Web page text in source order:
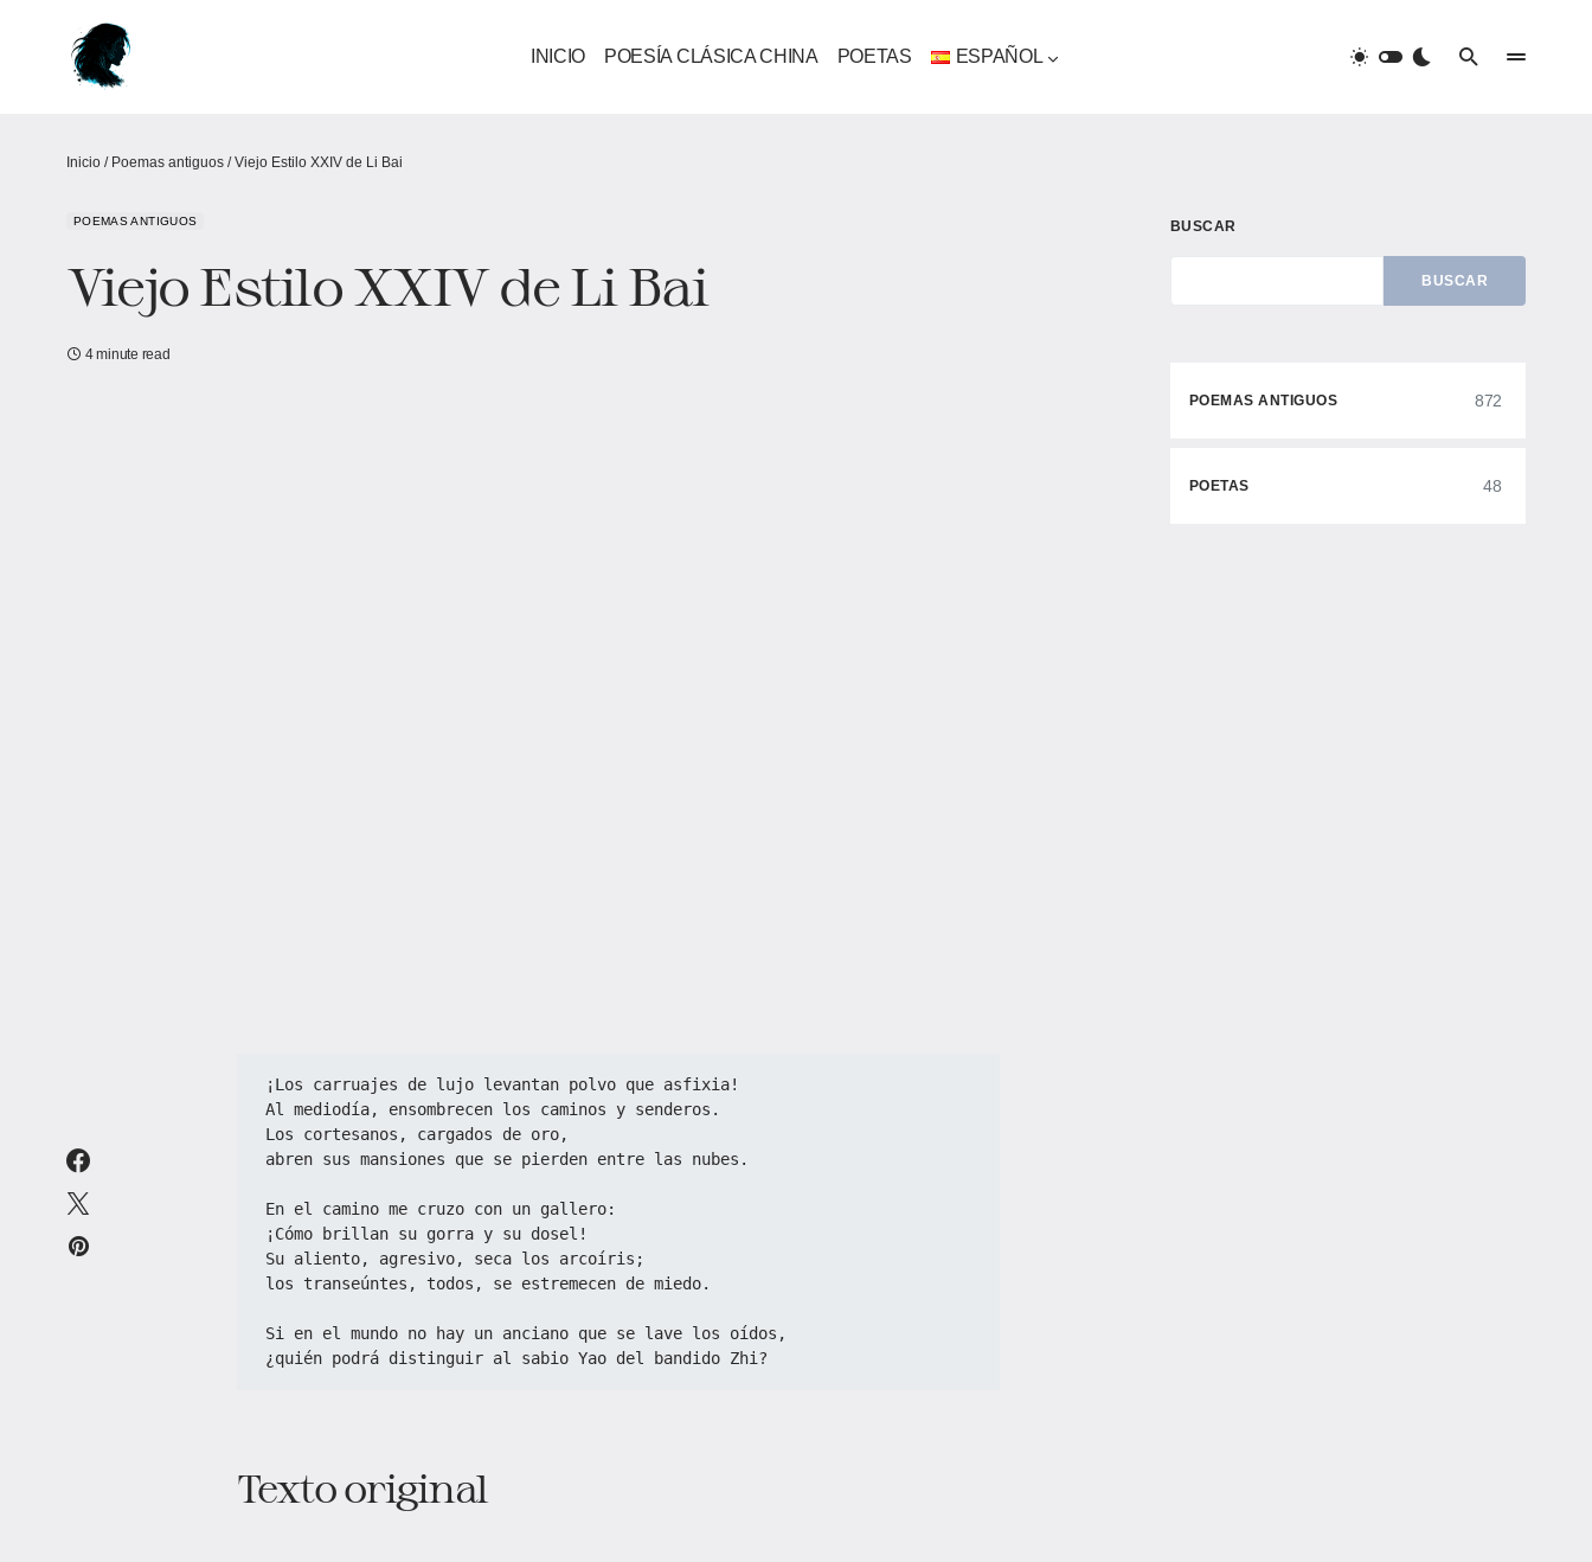
INICIO POESÍA CLÁSICA CHINA POETAS ESPAÑOL
Inicio / Poemas antiguos /Viejo Estilo XXIV de Li Bai
POEMAS ANTIGUOS
Viejo Estilo XXIV de Li Bai
4 minute read
¡Los carruajes de lujo levantan polvo que asfixia!
Al mediodía, ensombrecen los caminos y senderos.
Los cortesanos, cargados de oro,
abren sus mansiones que se pierden entre las nubes.
En el camino me cruzo con un gallero:
¡Cómo brillan su gorra y su dosel!
Su aliento, agresivo, seca los arcoíris;
los transeúntes, todos, se estremecen de miedo.
Si en el mundo no hay un anciano que se lave los oídos,
¿quién podrá distinguir al sabio Yao del bandido Zhi?
Texto original
BUSCAR
BUSCAR
POEMAS ANTIGUOS 872
POETAS 48